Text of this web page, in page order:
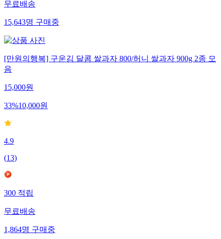
무료배송
15,643명 구매중
[만원의행복] 구운김 달콤 쌀과자 800/허니 쌀과자 900g 2종 모
음
15,000원
33%10,000원
4.9
(13)
300 적립
무료배송
1,864명 구매중